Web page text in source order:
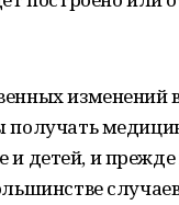
изменений
получать
и детей, и